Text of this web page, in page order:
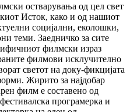
остварувања од цел свет
Исток, како и од нашиот
социјални, еколошки,
теми. Заедничко за сите
филмски израз
филмови исклучително
светот на доку-фикцијата
Жирито за најдобар
филм е составено од
програмерка и